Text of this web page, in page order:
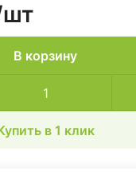
шт
В корзину
в 1 клик